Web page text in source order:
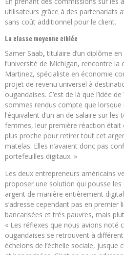
utilisateurs grâce à des partenariats
sans coût additionnel pour le client.
La classe moyenne ciblée
Samer Saab, titulaire d’un diplôme
l’université de Michigan, rencontre
Martinez, spécialiste en économie
projet de revenu universel à
ougandaises. C’est de là que l’idée
sommes rendus compte que
l’équivalent d’un an de salaire sur
femmes, leur première réaction était
plus proche pour retirer tout cet
matelas. Elles n’avaient donc pas
portefeuilles digitaux. »
Les deux entrepreneurs américains
proposer une solution qui pousse
argent de manière entièrement
s’adresse cependant pas en premier
bancarisées et très pauvres, mais
« Les réflexes que nous avions noté
ougandaises se retrouvent à
échelons de l’échelle sociale, jusque